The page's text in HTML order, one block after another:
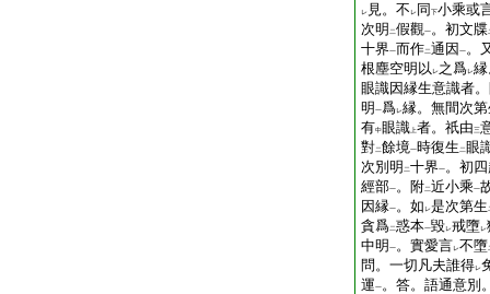
レ 見。不 レ 同 下小乘或
次明 二假觀一。初文牒
十界一而作二通因 一。
根塵空明以 レ之爲レ
眼識因縁生意識者
明 一爲レ縁。無間次
有中眼識 上者。祇由三
對二餘境一時復生 二 眼
次別明 二十界一。初
經部一。附二近小乘一
因縁一。如 レ是次第生
貪爲二惑本一毀レ戒墮レ
中明 一。實愛言レ不墮
問。一切凡夫誰得レ
運一。答。語通意別